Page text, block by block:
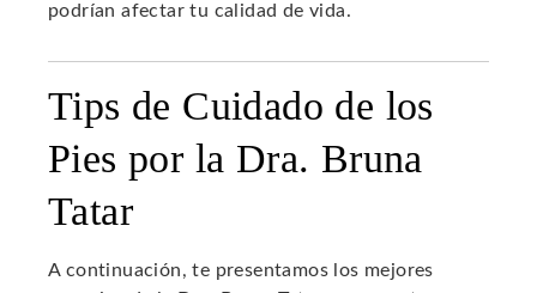
podrían afectar tu calidad de vida.
Tips de Cuidado de los
Pies por la Dra. Bruna
Tatar
A continuación, te presentamos los mejores